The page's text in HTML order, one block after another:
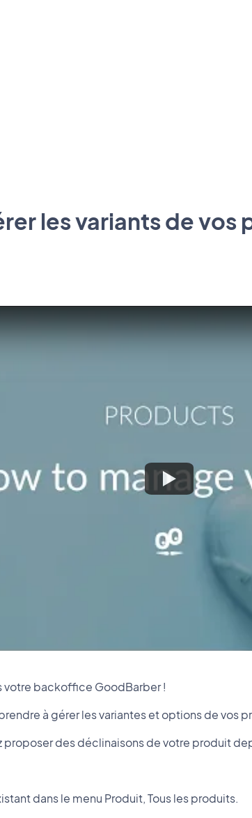
les variants de vos
votre backoffice GoodBarber !
à gérer les variantes et options de vos
proposer des déclinaisons de votre produit
dans le menu Produit, Tous les produits.